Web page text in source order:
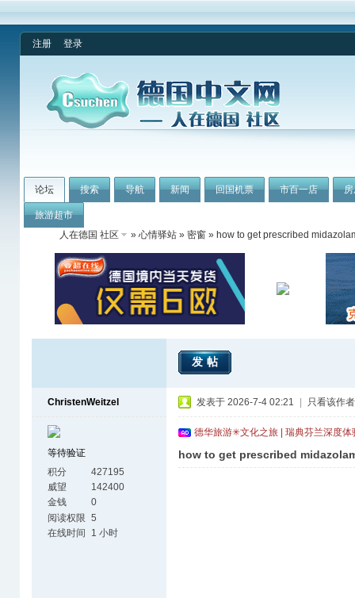
注册 登录
论坛 搜索 导航 新闻 回国机票 市百一店
旅游超市
人在德国 社区
» 心情驿站 » 密窗 » how to get prescribed
发帖
ChristenWeitzel
等待验证
积分
427195
威望
142400
金钱
0
阅读权限 5
在线时间
1 小时
发表于 2026-7-4 02:21 只看该作者
德华旅游✳文化之旅 | 瑞典芬兰深度
how to get prescribed